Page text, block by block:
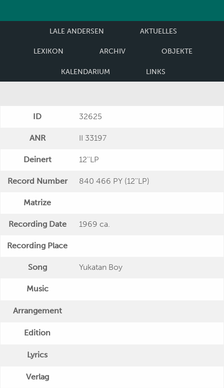
LALE ANDERSEN AKTUELLES
LEXIKON ARCHIV OBJEKTE
KALENDARIUM LINKS
ID 32625
ANR II 33197
Deinert 12''LP
Record Number 840 466 PY (12''LP)
Matrize
Recording Date 1969 ca.
Recording Place
Song Yukatan Boy
Music
Arrangement
Edition
Lyrics
Verlag